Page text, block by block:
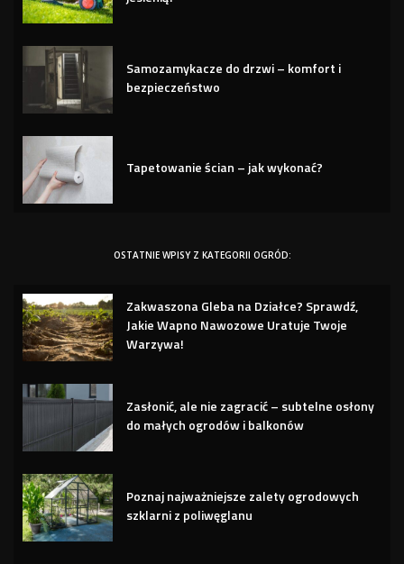
Samozamykacze do drzwi – komfort i
bezpieczeństwo
Tapetowanie ścian – jak wykonać?
OSTATNIE WPISY Z KATEGORII OGRÓD:
Zakwaszona Gleba na Działce? Sprawdź,
Jakie Wapno Nawozowe Uratuje Twoje
Warzywa!
Zasłonić, ale nie zagracić – subtelne osłony
do małych ogrodów i balkonów
Poznaj najważniejsze zalety ogrodowych
szklarni z poliwęglanu